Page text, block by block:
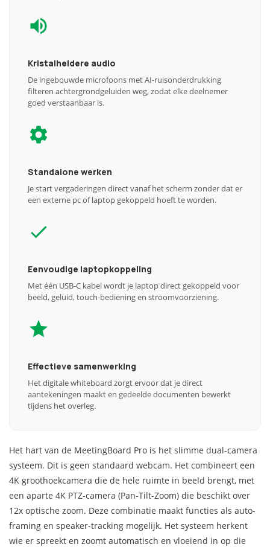
Kristalheldere audio
De ingebouwde microfoons met AI-ruisonderdrukking
filteren achtergrondgeluiden weg, zodat elke deelnemer
goed verstaanbaar is.
Standalone werken
Je start vergaderingen direct vanaf het scherm zonder dat er
een externe pc of laptop gekoppeld hoeft te worden.
Eenvoudige laptopkoppeling
Met één USB-C kabel wordt je laptop direct gekoppeld voor
beeld, geluid, touch-bediening en stroomvoorziening.
Effectieve samenwerking
Het digitale whiteboard zorgt ervoor dat je direct
aantekeningen maakt en gedeelde documenten bewerkt
tijdens het overleg.
Het hart van de MeetingBoard Pro is het slimme dual-camera
systeem. Dit is geen standaard webcam. Het combineert een
4K groothoekcamera die de hele ruimte in beeld brengt, met
een aparte 4K PTZ-camera (Pan-Tilt-Zoom) die beschikt over
12x optische zoom. Deze combinatie maakt functies als auto-
framing en speaker-tracking mogelijk. Het systeem herkent
wie er spreekt en zoomt automatisch en vloeiend in op die